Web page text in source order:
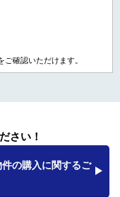
確認いただけます。
さい！
件の購入に関するご